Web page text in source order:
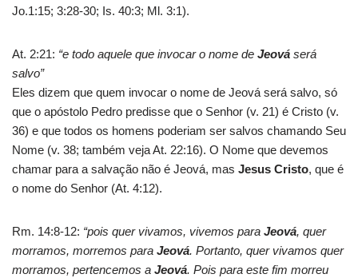
Jo.1:15; 3:28-30; Is. 40:3; Ml. 3:1).
At. 2:21: “e todo aquele que invocar o nome de Jeová será
salvo”
Eles dizem que quem invocar o nome de Jeová será salvo, só
que o apóstolo Pedro predisse que o Senhor (v. 21) é Cristo (v.
36) e que todos os homens poderiam ser salvos chamando Seu
Nome (v. 38; também veja At. 22:16). O Nome que devemos
chamar para a salvação não é Jeová, mas Jesus Cristo, que é
o nome do Senhor (At. 4:12).
Rm. 14:8-12: “pois quer vivamos, vivemos para Jeová, quer
morramos, morremos para Jeová. Portanto, quer vivamos quer
morramos, pertencemos a Jeová. Pois para este fim morreu